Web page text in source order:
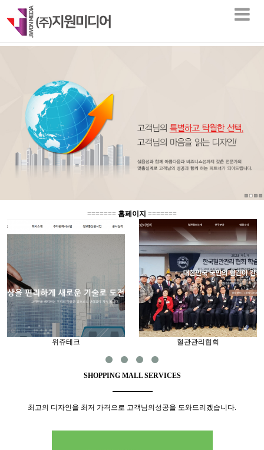
======= 홈페이지 =======
위쥬테크 혈관관리협회
SHOPPING MALLSERVICES
최고의 디자인을 최저 가격으로 고객님의성공을 도와드리겠습니다.